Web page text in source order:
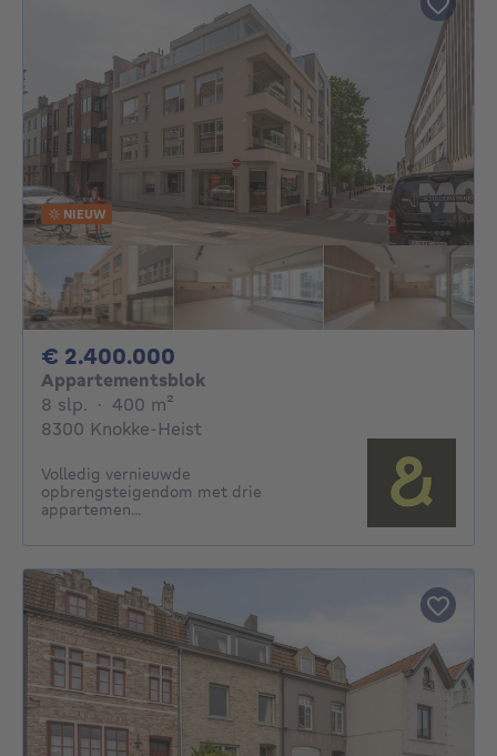
NIEUW
€ 2.400.000
Appartementsblok
8 slp. 8 slaapkamers
· 400 m²
8300 Knokke-Heist
Volledig vernieuwde
opbrengsteigendom met drie
appartemen...